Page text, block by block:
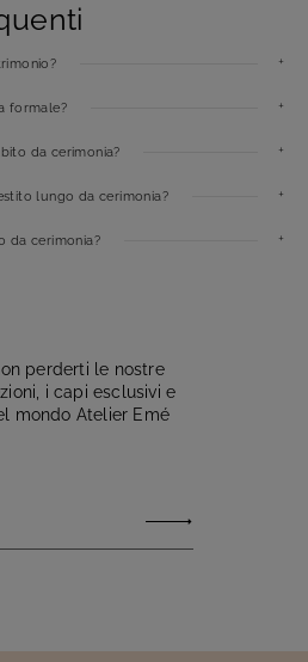
formale?
da cerimonia?
lungo da cerimonia?
da cerimonia?
perderti le nostre
i capi esclusivi e
mondo Atelier Emé